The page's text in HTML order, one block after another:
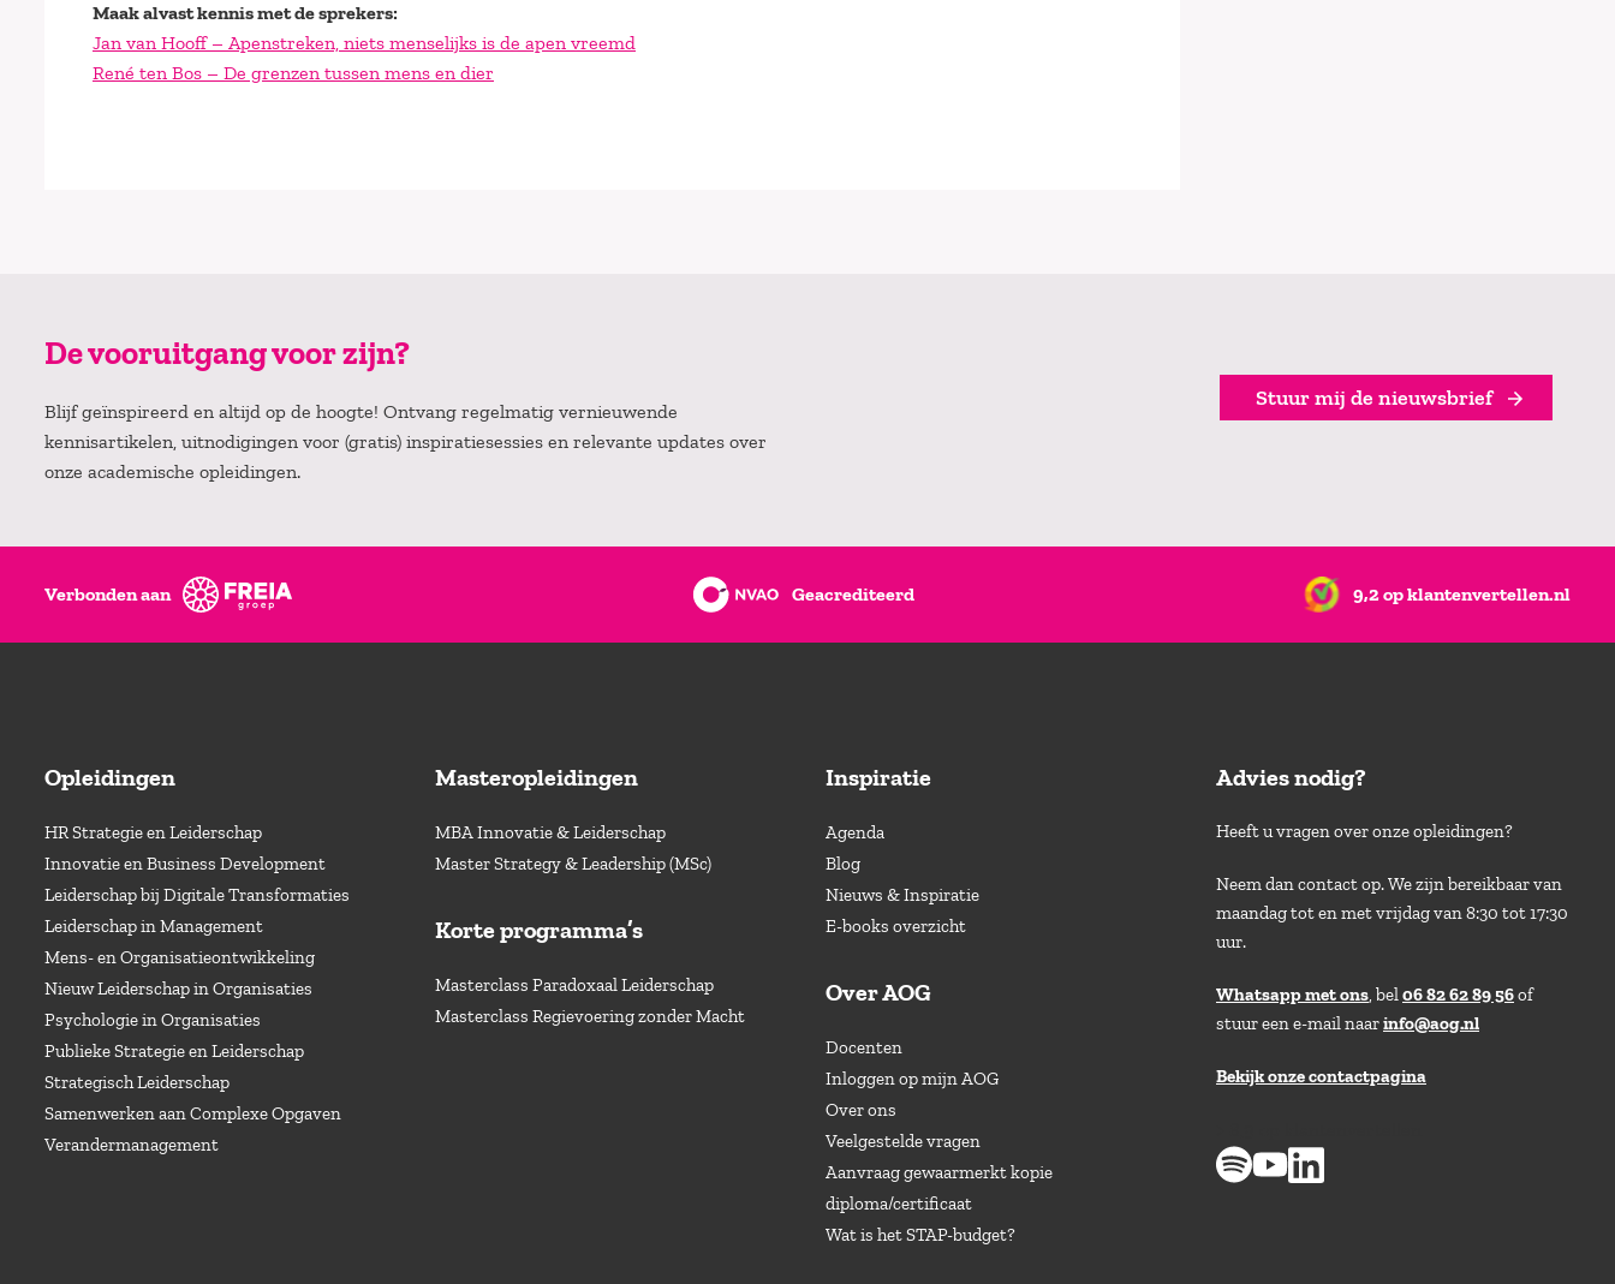
Maak alvast kennis met de sprekers:
Jan van Hooff – Apenstreken, niets menselijks is de apen vreemd
René ten Bos – De grenzen tussen mens en dier
De vooruitgang voor zijn?
Blijf geïnspireerd en altijd op de hoogte! Ontvang regelmatig vernieuwende
kennisartikelen, uitnodigingen voor (gratis) inspiratiesessies en relevante updates over
onze academische opleidingen.
Stuur mij de nieuwsbrief
Verbonden aan Geacrediteerd 9,2 op klantenvertellen.nl
Opleidingen
HR Strategie en Leiderschap
Innovatie en Business Development
Leiderschap bij Digitale Transformaties
Leiderschap in Management
Mens- en Organisatieontwikkeling
Nieuw Leiderschap in Organisaties
Psychologie in Organisaties
Publieke Strategie en Leiderschap
Strategisch Leiderschap
Samenwerken aan Complexe Opgaven
Verandermanagement
Masteropleidingen
MBA Innovatie & Leiderschap
Master Strategy & Leadership (MSc)
Korte programma’s
Masterclass Paradoxaal Leiderschap
Masterclass Regievoering zonder Macht
Inspiratie
Agenda
Blog
Nieuws & Inspiratie
E-books overzicht
Over AOG
Docenten
Inloggen op mijn AOG
Over ons
Veelgestelde vragen
Aanvraag gewaarmerkt kopie
diploma/certificaat
Wat is het STAP-budget?
Advies nodig?
Heeft u vragen over onze opleidingen?
Neem dan contact op. We zijn bereikbaar van
maandag tot en met vrijdag van 8:30 tot 17:30
uur.
Whatsapp met ons, bel06 82 62 89 56of
stuur een e-mail naarinfo@aog.nl
Bekijk onze contactpagina